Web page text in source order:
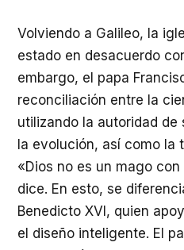
Volviendo a Galileo, la
estado en desacuerdo
embargo, el papa
reconciliación entre la
utilizando la autoridad
la evolución, así como la
«Dios no es un mago
dice. En esto, se
Benedicto XVI, quien
el diseño inteligente. El